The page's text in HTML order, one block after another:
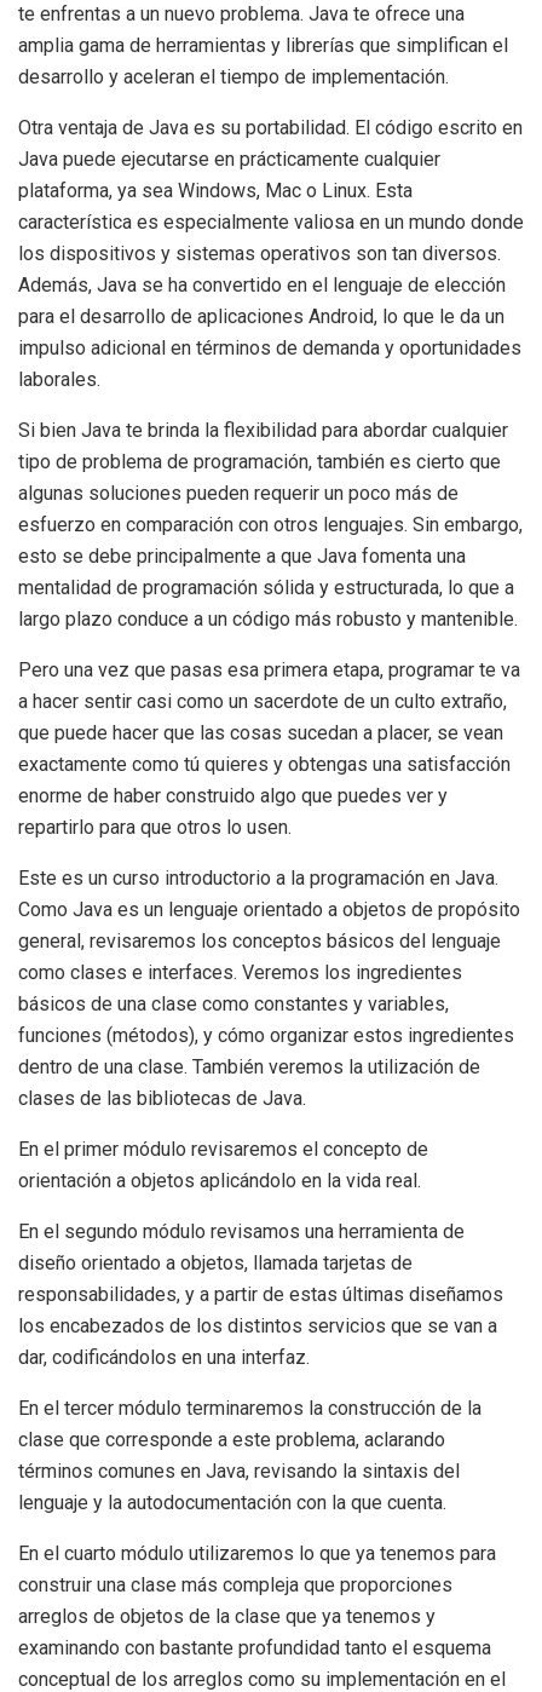
te enfrentas a un nuevo problema. Java te ofrece una
amplia gama de herramientas y librerías que simplifican el
desarrollo y aceleran el tiempo de implementación.
Otra ventaja de Java es su portabilidad. El código escrito en
Java puede ejecutarse en prácticamente cualquier
plataforma, ya sea Windows, Mac o Linux. Esta
característica es especialmente valiosa en un mundo donde
los dispositivos y sistemas operativos son tan diversos.
Además, Java se ha convertido en el lenguaje de elección
para el desarrollo de aplicaciones Android, lo que le da un
impulso adicional en términos de demanda y oportunidades
laborales.
Si bien Java te brinda la flexibilidad para abordar cualquier
tipo de problema de programación, también es cierto que
algunas soluciones pueden requerir un poco más de
esfuerzo en comparación con otros lenguajes. Sin embargo,
esto se debe principalmente a que Java fomenta una
mentalidad de programación sólida y estructurada, lo que a
largo plazo conduce a un código más robusto y mantenible.
Pero una vez que pasas esa primera etapa, programar te va
a hacer sentir casi como un sacerdote de un culto extraño,
que puede hacer que las cosas sucedan a placer, se vean
exactamente como tú quieres y obtengas una satisfacción
enorme de haber construido algo que puedes ver y
repartirlo para que otros lo usen.
Este es un curso introductorio a la programación en Java.
Como Java es un lenguaje orientado a objetos de propósito
general, revisaremos los conceptos básicos del lenguaje
como clases e interfaces. Veremos los ingredientes
básicos de una clase como constantes y variables,
funciones (métodos), y cómo organizar estos ingredientes
dentro de una clase. También veremos la utilización de
clases de las bibliotecas de Java.
En el primer módulo revisaremos el concepto de
orientación a objetos aplicándolo en la vida real.
En el segundo módulo revisamos una herramienta de
diseño orientado a objetos, llamada tarjetas de
responsabilidades, y a partir de estas últimas diseñamos
los encabezados de los distintos servicios que se van a
dar, codificándolos en una interfaz.
En el tercer módulo terminaremos la construcción de la
clase que corresponde a este problema, aclarando
términos comunes en Java, revisando la sintaxis del
lenguaje y la autodocumentación con la que cuenta.
En el cuarto módulo utilizaremos lo que ya tenemos para
construir una clase más compleja que proporciones
arreglos de objetos de la clase que ya tenemos y
examinando con bastante profundidad tanto el esquema
conceptual de los arreglos como su implementación en el